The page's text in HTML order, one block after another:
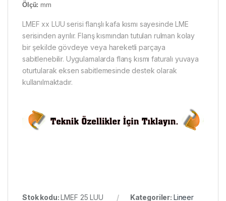
Ölçü: mm
LMEF xx LUU serisi flanşlı kafa kısmı sayesinde LME
serisinden ayrılır. Flanş kısmından tutulan rulman kolay
bir şekilde gövdeye veya hareketli parçaya
sabitlenebilir. Uygulamalarda flanş kısmı faturalı yuvaya
oturtularak eksen sabitlemesinde destek olarak
kullanılmaktadır.
Stok kodu:LMEF 25 LUU Kategoriler: Lineer